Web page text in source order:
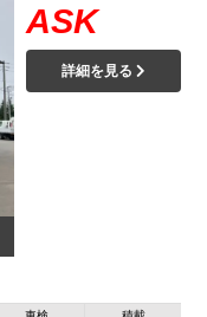
ASK
詳細を見る